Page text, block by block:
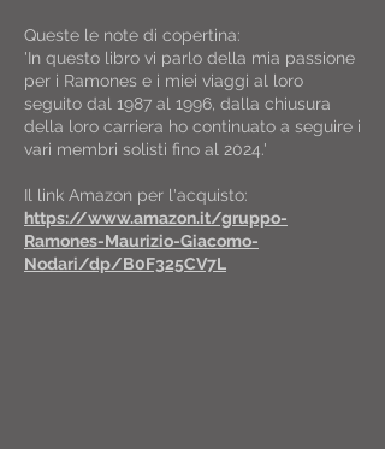
Queste le note di copertina:
'In questo libro vi parlo della mia passione
per i Ramones e i miei viaggi al loro
seguito dal 1987 al 1996, dalla chiusura
della loro carriera ho continuato a seguire i
vari membri solisti fino al 2024.'
Il link Amazon per l'acquisto:
https://www.amazon.it/gruppo-
Ramones-Maurizio-Giacomo-
Nodari/dp/B0F325CV7L